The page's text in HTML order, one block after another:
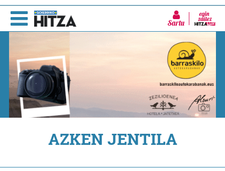
Sartu
AZKEN JENTILA